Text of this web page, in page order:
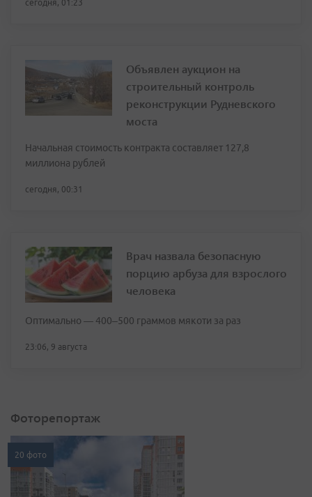
сегодня, 01:23
Объявлен аукцион на
строительный контроль
реконструкции Рудневского
моста
Начальная стоимость контракта составляет 127,8
миллиона рублей
сегодня, 00:31
Врач назвала безопасную
порцию арбуза для взрослого
человека
Оптимально — 400–500 граммов мякоти за раз
23:06, 9 августа
Фоторепортаж
20 фото